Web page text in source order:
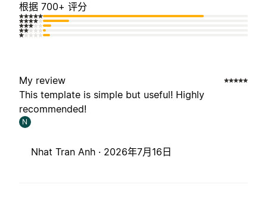
根据 700+ 评分
My review
This template is simple but useful! Highly
recommended!
N
Nhat Tran Anh · 2026年7月16日